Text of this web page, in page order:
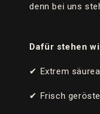
denn bei uns
Dafür stehen
✔ Extrem
✔ Frisch